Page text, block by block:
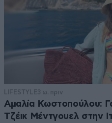
LIFESTYLE3 ω. πριν
Αμαλία Κωστοπούλου:
Τζέικ Μέντγουελ στην